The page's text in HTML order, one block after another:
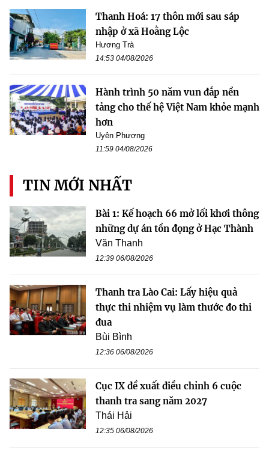
Thanh Hoá: 17 thôn mới sau sáp
nhập ở xã Hoằng Lộc
Hương Trà
14:53 04/08/2026
Hành trình 50 năm vun đắp nền
tảng cho thế hệ Việt Nam khỏe mạnh
hơn
Uyên Phương
11:59 04/08/2026
TIN MỚI NHẤT
Bài 1: Kế hoạch 66 mở lối khơi thông
những dự án tồn đọng ở Hạc Thành
Văn Thanh
12:39 06/08/2026
Thanh tra Lào Cai: Lấy hiệu quả
thực thi nhiệm vụ làm thước đo thi
đua
Bùi Bình
12:36 06/08/2026
Cục IX đề xuất điều chỉnh 6 cuộc
thanh tra sang năm 2027
Thái Hải
12:35 06/08/2026